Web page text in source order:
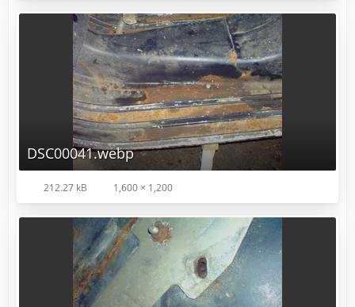
DSC00041.webp
212.27 kB 1,600 × 1,200